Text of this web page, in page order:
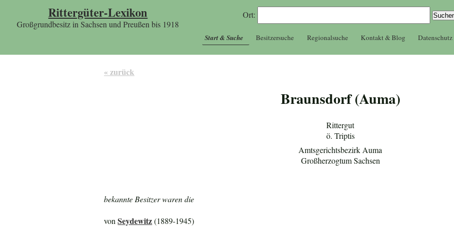
Rittergüter-Lexikon
Großgrundbesitz in Sachsen und Preußen bis 1918
Ort:
Start & Suche Besitzersuche Regionalsuche Kontakt & Blog Datenschutz
« zurück
Braunsdorf (Auma)
Rittergut
ö. Triptis
Amtsgerichtsbezirk Auma
Großherzogtum Sachsen
bekannte Besitzer waren die
vonSeydewitz(1889-1945)